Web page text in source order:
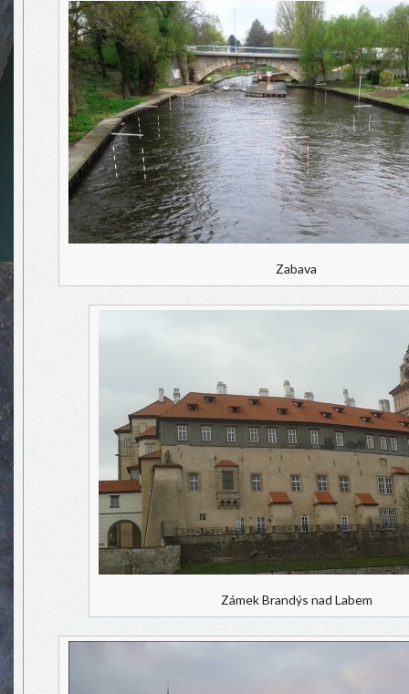
Zabava
Zámek Brandýs nad Labem